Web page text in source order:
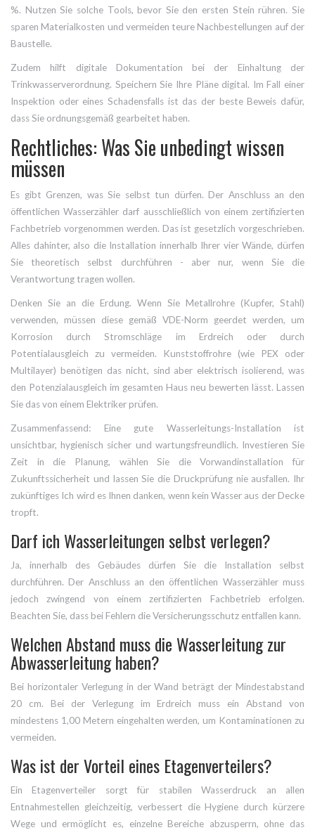
%. Nutzen Sie solche Tools, bevor Sie den ersten Stein rühren. Sie
sparen Materialkosten und vermeiden teure Nachbestellungen auf der
Baustelle.
Zudem hilft digitale Dokumentation bei der Einhaltung der
Trinkwasserverordnung. Speichern Sie Ihre Pläne digital. Im Fall einer
Inspektion oder eines Schadensfalls ist das der beste Beweis dafür,
dass Sie ordnungsgemäß gearbeitet haben.
Rechtliches: Was Sie unbedingt wissen
müssen
Es gibt Grenzen, was Sie selbst tun dürfen. Der Anschluss an den
öffentlichen Wasserzähler darf ausschließlich von einem zertifizierten
Fachbetrieb vorgenommen werden. Das ist gesetzlich vorgeschrieben.
Alles dahinter, also die Installation innerhalb Ihrer vier Wände, dürfen
Sie theoretisch selbst durchführen - aber nur, wenn Sie die
Verantwortung tragen wollen.
Denken Sie an die Erdung. Wenn Sie Metallrohre (Kupfer, Stahl)
verwenden, müssen diese gemäß VDE-Norm geerdet werden, um
Korrosion durch Stromschläge im Erdreich oder durch
Potentialausgleich zu vermeiden. Kunststoffrohre (wie PEX oder
Multilayer) benötigen das nicht, sind aber elektrisch isolierend, was
den Potenzialausgleich im gesamten Haus neu bewerten lässt. Lassen
Sie das von einem Elektriker prüfen.
Zusammenfassend: Eine gute Wasserleitungs-Installation ist
unsichtbar, hygienisch sicher und wartungsfreundlich. Investieren Sie
Zeit in die Planung, wählen Sie die Vorwandinstallation für
Zukunftssicherheit und lassen Sie die Druckprüfung nie ausfallen. Ihr
zukünftiges Ich wird es Ihnen danken, wenn kein Wasser aus der Decke
tropft.
Darf ich Wasserleitungen selbst verlegen?
Ja, innerhalb des Gebäudes dürfen Sie die Installation selbst
durchführen. Der Anschluss an den öffentlichen Wasserzähler muss
jedoch zwingend von einem zertifizierten Fachbetrieb erfolgen.
Beachten Sie, dass bei Fehlern die Versicherungsschutz entfallen kann.
Welchen Abstand muss die Wasserleitung zur
Abwasserleitung haben?
Bei horizontaler Verlegung in der Wand beträgt der Mindestabstand
20 cm. Bei der Verlegung im Erdreich muss ein Abstand von
mindestens 1,00 Metern eingehalten werden, um Kontaminationen zu
vermeiden.
Was ist der Vorteil eines Etagenverteilers?
Ein Etagenverteiler sorgt für stabilen Wasserdruck an allen
Entnahmestellen gleichzeitig, verbessert die Hygiene durch kürzere
Wege und ermöglicht es, einzelne Bereiche abzusperrn, ohne das